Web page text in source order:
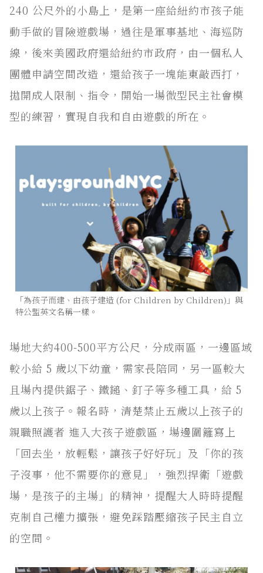
240 公尺外的小島上，是第一座給紐約市孩子能
動手做的冒險遊戲場，過往是軍事基地、海巡防
線，後來美國政府還給紐約市政府，由一個私人
團體申請空間改造，還給孩子一塊能東敲西打，
拋開成人限制、指令，開始一場微型民主社會模
型的練習，實現自我和自由遊戲的所在。
「為孩子而建、由孩子建造 (for Children by Children)」與
特公盟英文名稱一樣。
場地大約400-500平方公尺，分成兩區，一邊區域
較小給 5 歲以下幼童，需家長陪同，另一區較大
且場內提供鋸子、鐵鎚、釘子等多種工具，給 5
歲以上孩子。報名時，清楚禁止五歲以上孩子的
親職照護者 進入大孩子遊戲區，場邊圍籬寫上
「回去坐，放輕鬆，讓孩子好好玩」及「你的孩
子沒事，他不需要你的意見」，強烈捍衛「遊戲
場，是孩子的主場」的精神，提醒大人時時提醒
克制自己權力擴張，避免踩踏壓縮孩子民主自立
的空間。